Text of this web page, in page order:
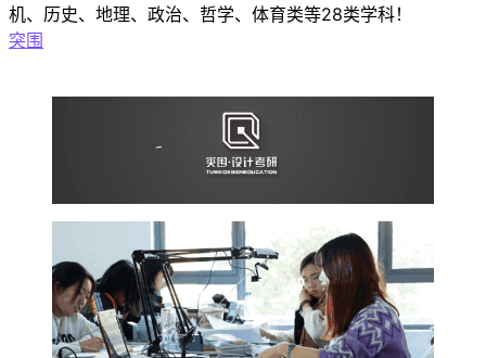
机、历史、地理、政治、哲学、体育类等28类学科！
突围